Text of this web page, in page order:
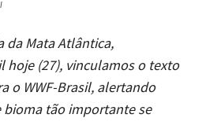
da Mata Atlântica,
hoje (27), vinculamos o texto
o WWF-Brasil, alertando
bioma tão importante se